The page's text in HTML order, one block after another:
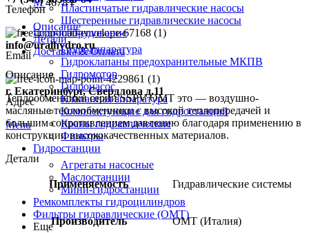
Телефон
info@uralhydro.ru
Email
г. Екатеринбург, Свердлова д.11
Адрес
Menu
Пластинчатые гидравлические насосы
Шестеренные гидравлические насосы
Гидрооборудование
Гидроаппаратура
Гидроклапаны предохранительные МКПВ
Гидромотор
Гидронасос
Клапанная аппаратура
Комплектующие для гидростанций
Краны гидравлические
Фильтры
Гидростанции
Агрегаты насосные
Маслостанции
Мини-гидростанции
Ремкомплекты гидроцилиндров
Фильтры гидравлические (OMT)
Еще
M4678₽
Описание
Детали
Доставка & Оплата
Описание
Теплообменники серии SSPV OMT это — воздушно-
масляные теплообменники с высокой теплопередачей и
большим сопротивлением давлению благодаря применению в
конструкции высококачественных материалов.
Детали
Применяемость Гидравлические системы
Производитель OMT (Италия)